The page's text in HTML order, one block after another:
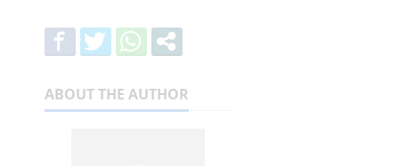
ABOUT THE AUTHOR